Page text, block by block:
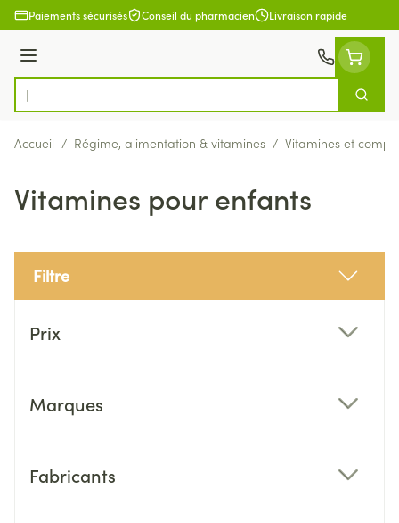
Aller au contenu
Paiements sécurisés Conseil du pharmacien Livraison rapide
Menu
Rechercher
Accueil / Régime, alimentation & vitamines / Vitamines et
Vitamines pour enfants
Filtre
Prix
Marques
Fabricants